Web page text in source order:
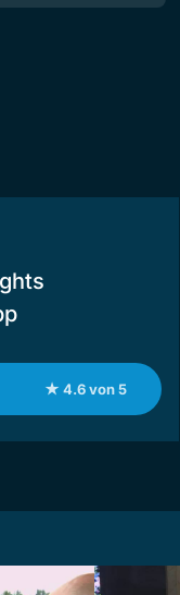
★ 4.6 von 5